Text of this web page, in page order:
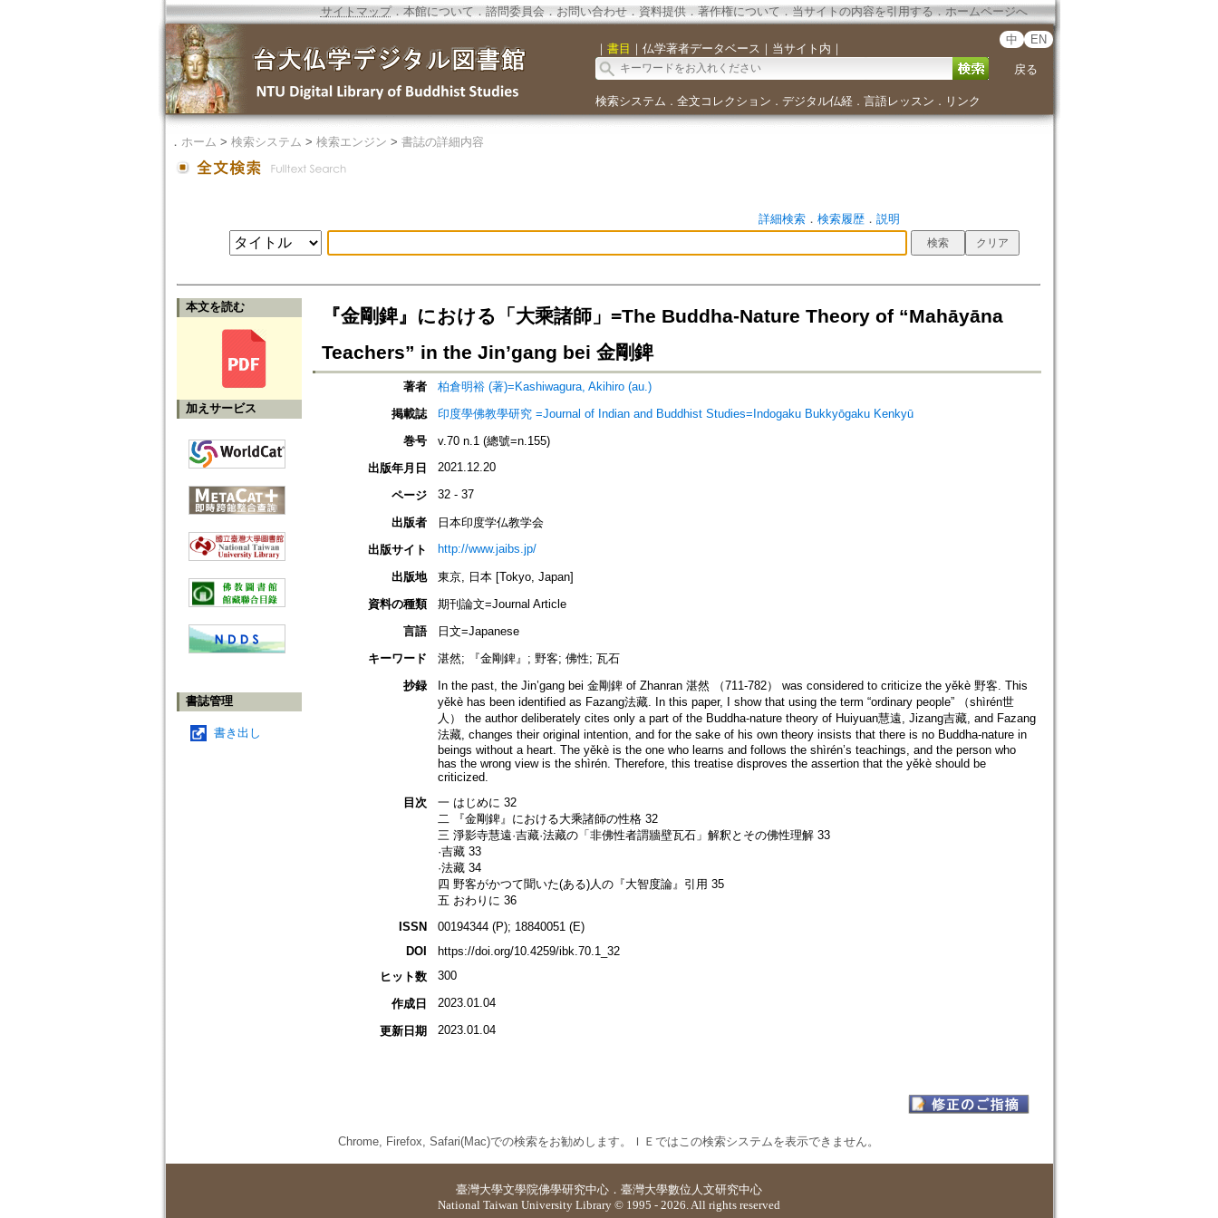
サイトマップ．本館について ． 諮問委員会． お問い合わせ． 資料提供． 著作権について．当サイトの内容を引用する ． ホームページへ
｜ 書目 ｜ 仏学著者データベース ｜ 当サイト内 ｜
中 EN
戻る
検索システム ． 全文コレクション ． デジタル仏経． 言語レッスン ． リンク
． ホーム > 検索システム > 検索エンジン > 書誌の詳細内容
詳細検索． 検索履歴． 説明
本文を読む
加えサービス
書誌管理
書き出し
『金剛錍』における「大乘諸師」=The Buddha-Nature Theory of “Mahāyāna
Teachers” in the Jin’gang bei 金剛錍
著者
柏倉明裕 (著)=Kashiwagura, Akihiro (au.)
掲載誌
印度學佛教學研究 =Journal of Indian and Buddhist Studies=Indogaku Bukkyōgaku Kenkyū
巻号
v.70 n.1 (總號=n.155)
出版年月日
2021.12.20
ページ 32 - 37
出版者
日本印度学仏教学会
出版サイト
http://www.jaibs.jp/
出版地
東京, 日本 [Tokyo, Japan]
資料の種類
期刊論文=Journal Article
言語
日文=Japanese
キーワード
湛然; 『金剛錍』; 野客; 佛性; 瓦石
抄録
In the past, the Jin’gang bei 金剛錍 of Zhanran 湛然 （711-782） was considered to criticize the yěkè 野客. This
yěkè has been identified as Fazang法藏. In this paper, I show that using the term “ordinary people” （shìrén世
人） the author deliberately cites only a part of the Buddha-nature theory of Huiyuan慧遠, Jizang吉藏, and Fazang
法藏, changes their original intention, and for the sake of his own theory insists that there is no Buddha-nature in
beings without a heart. The yěkè is the one who learns and follows the shìrén’s teachings, and the person who
has the wrong view is the shìrén. Therefore, this treatise disproves the assertion that the yěkè should be
criticized.
目次
一 はじめに 32
二 『金剛錍』における大乘諸師の性格 32
三 淨影寺慧遠·吉藏·法藏の「非佛性者謂牆壁瓦石」解釈とその佛性理解 33
·吉藏 33
·法藏 34
四 野客がかつて聞いた(ある)人の『大智度論』引用 35
五 おわりに 36
ISSN
00194344 (P); 18840051 (E)
DOI
https://doi.org/10.4259/ibk.70.1_32
ヒット数
300
作成日 2023.01.04
更新日期 2023.01.04
Chrome, Firefox, Safari(Mac)での検索をお勧めします。ＩＥではこの検索システムを表示できません。
臺灣大學文學院佛學研究中心 ． 臺灣大學數位人文研究中心
National Taiwan University Library © 1995 - 2026. All rights reserved